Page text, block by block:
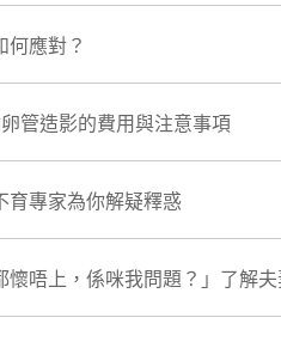
何應對？
管造影的費用與注意事項
育專家為你解疑釋惑
懷唔上，係咪我問題？」了解